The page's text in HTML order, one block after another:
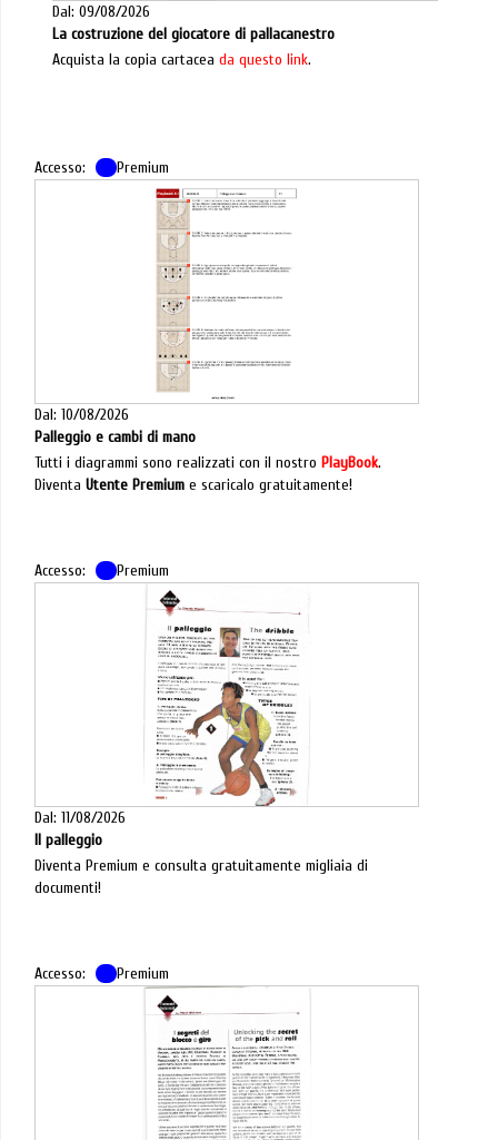
Dal: 09/08/2026
La costruzione del giocatore di pallacanestro
Acquista la copia cartaceada questo link.
Accesso: Premium
Dal: 10/08/2026
Palleggio e cambi di mano
Tutti i diagrammi sono realizzati con il nostro PlayBook.
Diventa Utente Premium e scaricalo gratuitamente!
Accesso: Premium
Dal: 11/08/2026
Il palleggio
Diventa Premium e consulta gratuitamente migliaia di
documenti!
Accesso: Premium